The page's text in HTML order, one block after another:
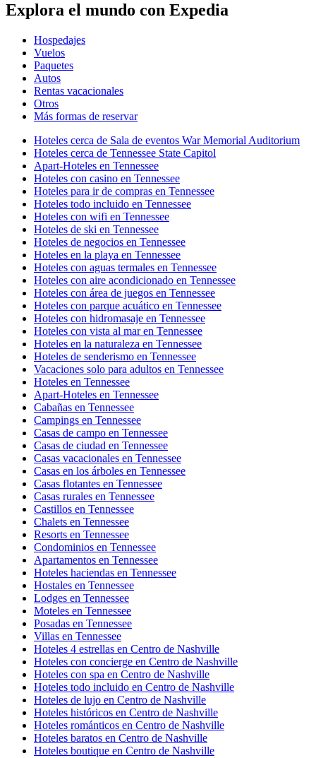
Explora el mundo con Expedia
Hospedajes
Vuelos
Paquetes
Autos
Rentas vacacionales
Otros
Más formas de reservar
Hoteles cerca de Sala de eventos War Memorial Auditorium
Hoteles cerca de Tennessee State Capitol
Apart-Hoteles en Tennessee
Hoteles con casino en Tennessee
Hoteles para ir de compras en Tennessee
Hoteles todo incluido en Tennessee
Hoteles con wifi en Tennessee
Hoteles de ski en Tennessee
Hoteles de negocios en Tennessee
Hoteles en la playa en Tennessee
Hoteles con aguas termales en Tennessee
Hoteles con aire acondicionado en Tennessee
Hoteles con área de juegos en Tennessee
Hoteles con parque acuático en Tennessee
Hoteles con hidromasaje en Tennessee
Hoteles con vista al mar en Tennessee
Hoteles en la naturaleza en Tennessee
Hoteles de senderismo en Tennessee
Vacaciones solo para adultos en Tennessee
Hoteles en Tennessee
Apart-Hoteles en Tennessee
Cabañas en Tennessee
Campings en Tennessee
Casas de campo en Tennessee
Casas de ciudad en Tennessee
Casas vacacionales en Tennessee
Casas en los árboles en Tennessee
Casas flotantes en Tennessee
Casas rurales en Tennessee
Castillos en Tennessee
Chalets en Tennessee
Resorts en Tennessee
Condominios en Tennessee
Apartamentos en Tennessee
Hoteles haciendas en Tennessee
Hostales en Tennessee
Lodges en Tennessee
Moteles en Tennessee
Posadas en Tennessee
Villas en Tennessee
Hoteles 4 estrellas en Centro de Nashville
Hoteles con concierge en Centro de Nashville
Hoteles con spa en Centro de Nashville
Hoteles todo incluido en Centro de Nashville
Hoteles de lujo en Centro de Nashville
Hoteles históricos en Centro de Nashville
Hoteles románticos en Centro de Nashville
Hoteles baratos en Centro de Nashville
Hoteles boutique en Centro de Nashville